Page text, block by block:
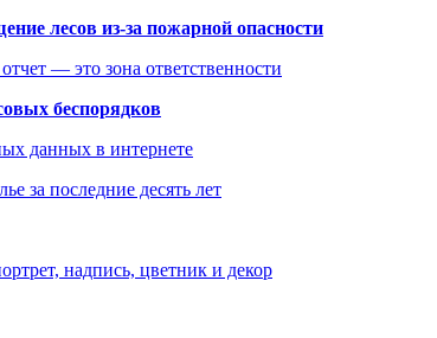
лесов из-за пожарной опасности
— это зона ответственности
беспорядков
данных в интернете
за последние десять лет
надпись, цветник и декор